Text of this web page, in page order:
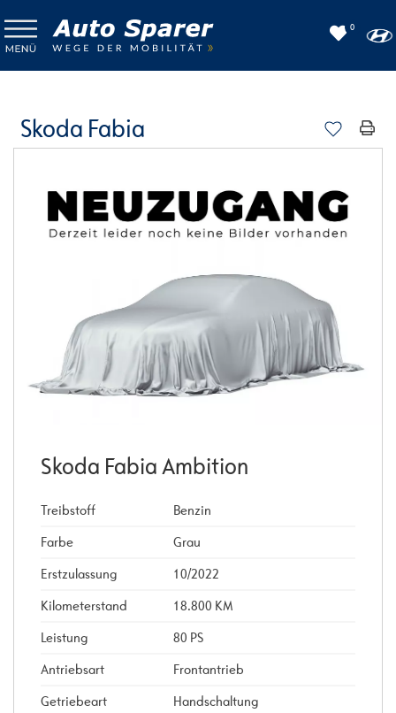
0
Skoda Fabia
Skoda Fabia Ambition
Treibstoff
Benzin
Farbe
Grau
Erstzulassung
10/2022
Kilometerstand
18.800 KM
Leistung
80 PS
Antriebsart
Frontantrieb
Getriebeart
Handschaltung